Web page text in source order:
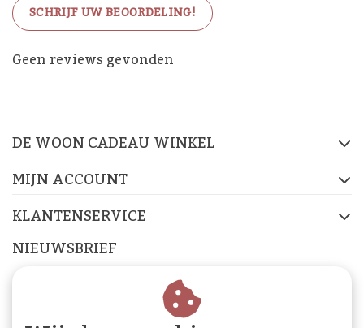
SCHRIJF UW BEOORDELING!
Geen reviews gevonden
De Woon Cadeau Winkel
DE WOON CADEAU WINKEL
MIJN ACCOUNT
KLANTENSERVICE
NIEUWSBRIEF
Abonneer je op onze nieuwsbrief om op de hoogte te